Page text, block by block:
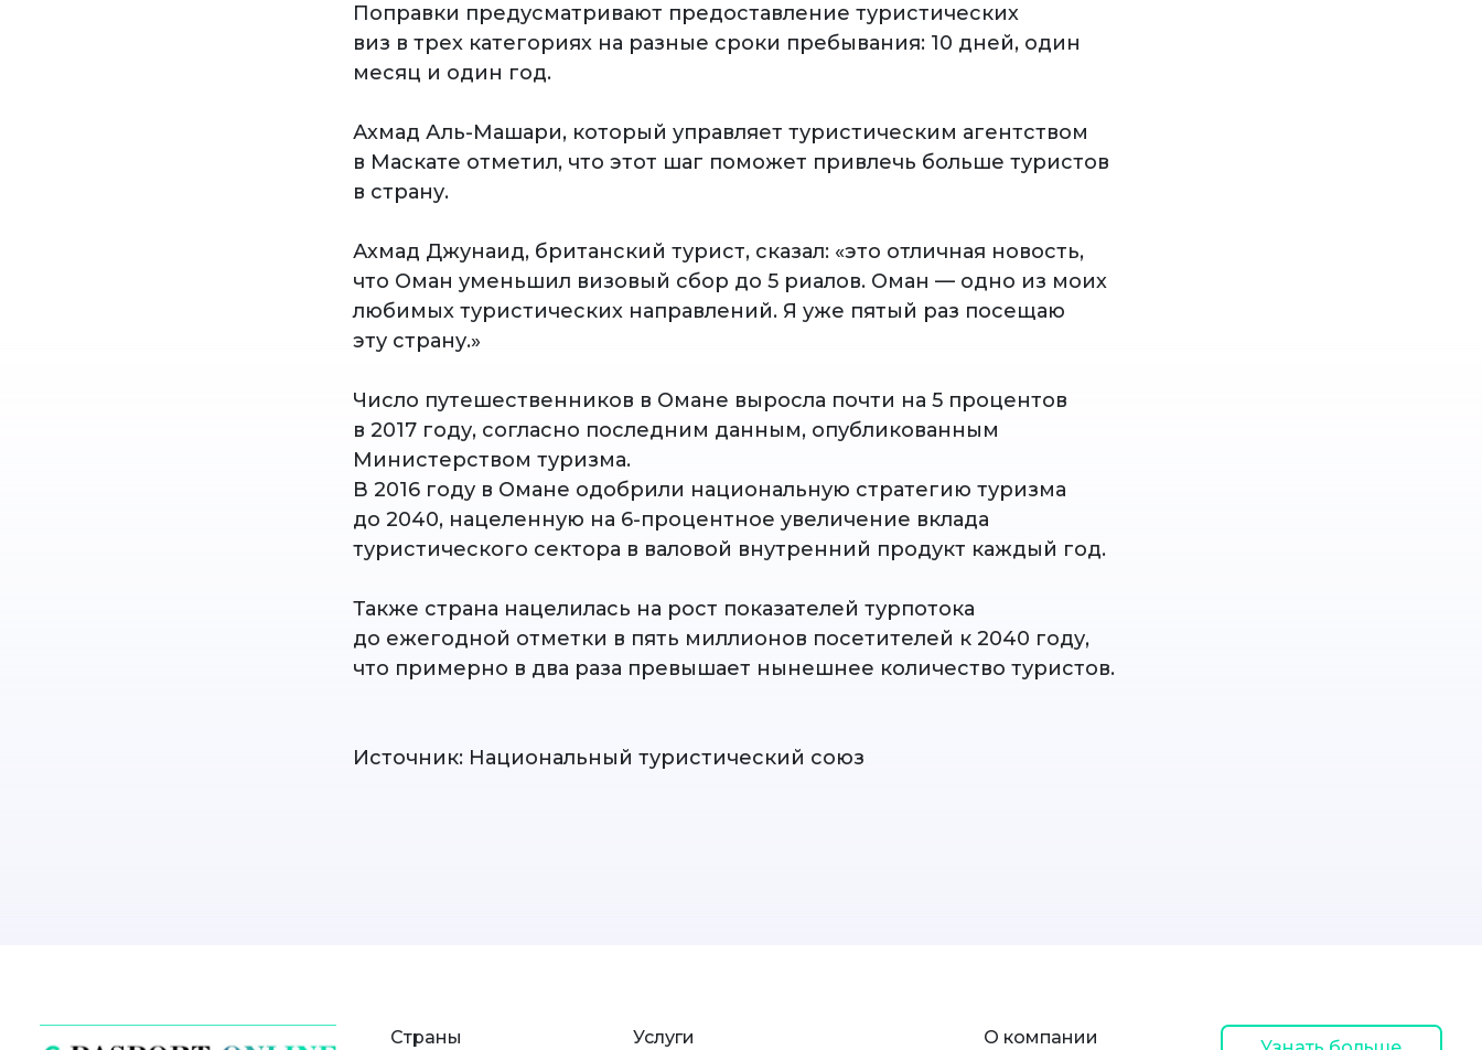
Поправки предусматривают предоставление туристических
виз в трех категориях на разные сроки пребывания: 10 дней, один
месяц и один год.
Ахмад Аль-Машари, который управляет туристическим агентством
в Маскате отметил, что этот шаг поможет привлечь больше туристов
в страну.
Ахмад Джунаид, британский турист, сказал: «это отличная новость,
что Оман уменьшил визовый сбор до 5 риалов. Оман — одно из моих
любимых туристических направлений. Я уже пятый раз посещаю
эту страну.»
Число путешественников в Омане выросла почти на 5 процентов
в 2017 году, согласно последним данным, опубликованным
Министерством туризма.
В 2016 году в Омане одобрили национальную стратегию туризма
до 2040, нацеленную на 6-процентное увеличение вклада
туристического сектора в валовой внутренний продукт каждый год.
Также страна нацелилась на рост показателей турпотока
до ежегодной отметки в пять миллионов посетителей к 2040 году,
что примерно в два раза превышает нынешнее количество туристов.
Источник: Национальный туристический союз
Страны Услуги О компании